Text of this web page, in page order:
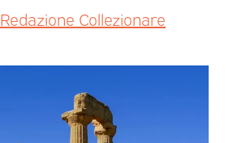
Redazione Collezionare